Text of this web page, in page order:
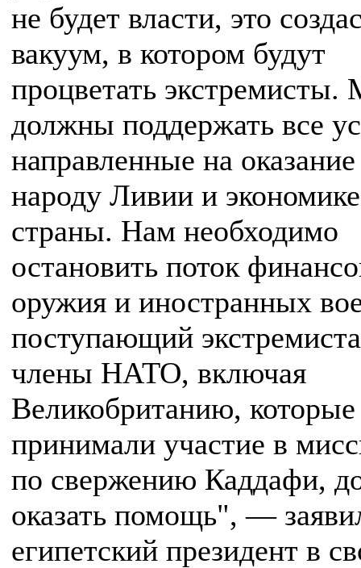
не будет власти, это
вакуум, в котором будут
процветать
должны поддержать все
направленные на
народу Ливии и экономике
страны. Нам необходимо
остановить поток
оружия и иностранных
поступающий
члены НАТО, включая
Великобританию, которые
принимали участие в
по свержению Каддафи,
оказать помощь", —
египетский президент в